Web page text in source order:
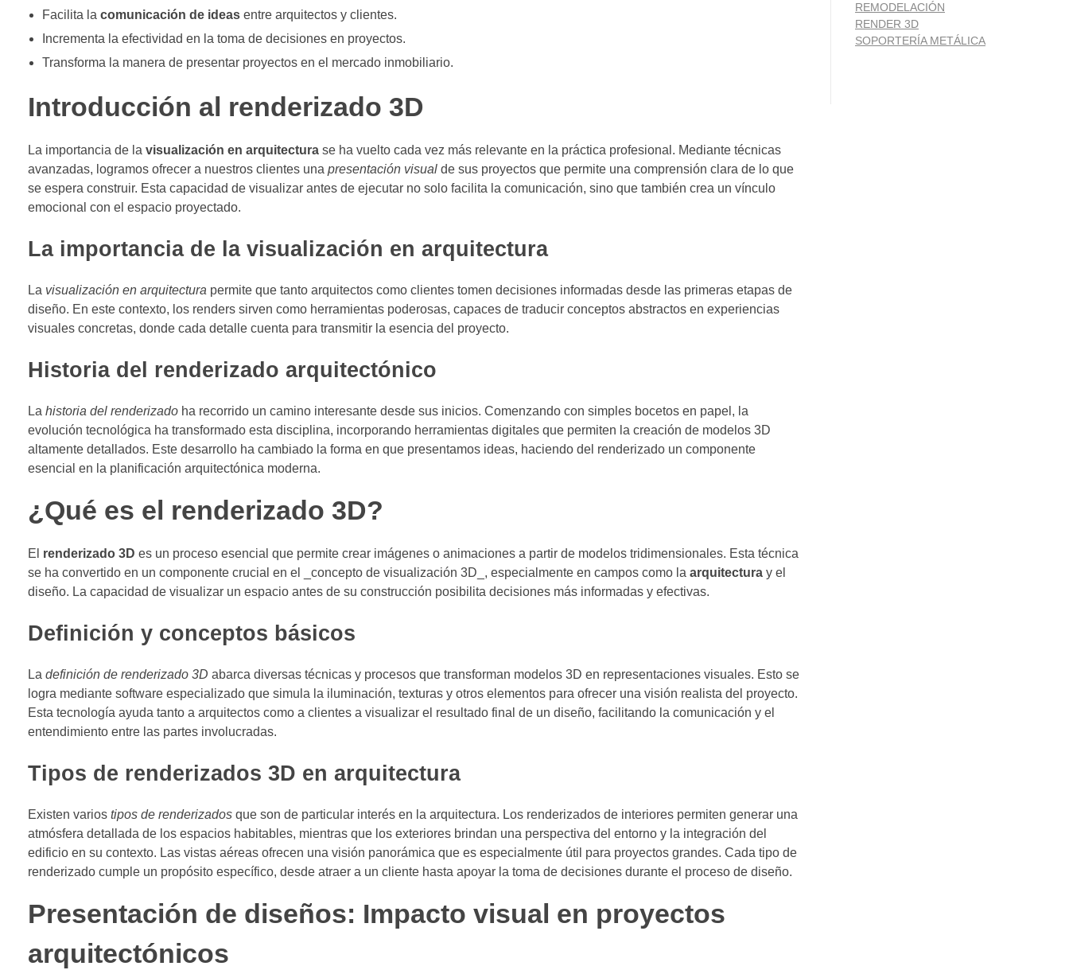
Facilita la comunicación de ideasentre arquitectos y clientes.
Incrementa la efectividad en la toma de decisiones en proyectos.
Transforma la manera de presentar proyectos en el mercado inmobiliario.
Introducción al renderizado 3D
La importancia de la visualización en arquitectura se ha vuelto cada vez más relevante en la práctica profesional. Mediante técnicas
avanzadas, logramos ofrecer a nuestros clientes una presentación visual de sus proyectos que permite una comprensión clara de lo que
se espera construir. Esta capacidad de visualizar antes de ejecutar no solo facilita la comunicación, sino que también crea un vínculo
emocional con el espacio proyectado.
La importancia de la visualización en arquitectura
La visualización en arquitectura permite que tanto arquitectos como clientes tomen decisiones informadas desde las primeras etapas de
diseño. En este contexto, los renders sirven como herramientas poderosas, capaces de traducir conceptos abstractos en experiencias
visuales concretas, donde cada detalle cuenta para transmitir la esencia del proyecto.
Historia del renderizado arquitectónico
La historia del renderizado ha recorrido un camino interesante desde sus inicios. Comenzando con simples bocetos en papel, la
evolución tecnológica ha transformado esta disciplina, incorporando herramientas digitales que permiten la creación de modelos 3D
altamente detallados. Este desarrollo ha cambiado la forma en que presentamos ideas, haciendo del renderizado un componente
esencial en la planificación arquitectónica moderna.
¿Qué es el renderizado 3D?
El renderizado 3D es un proceso esencial que permite crear imágenes o animaciones a partir de modelos tridimensionales. Esta técnica
se ha convertido en un componente crucial en el _concepto de visualización 3D_, especialmente en campos como la arquitectura y el
diseño. La capacidad de visualizar un espacio antes de su construcción posibilita decisiones más informadas y efectivas.
Definición y conceptos básicos
La definición de renderizado 3D abarca diversas técnicas y procesos que transforman modelos 3D en representaciones visuales. Esto se
logra mediante software especializado que simula la iluminación, texturas y otros elementos para ofrecer una visión realista del proyecto.
Esta tecnología ayuda tanto a arquitectos como a clientes a visualizar el resultado final de un diseño, facilitando la comunicación y el
entendimiento entre las partes involucradas.
Tipos de renderizados 3D en arquitectura
Existen varios tipos de renderizados que son de particular interés en la arquitectura. Los renderizados de interiores permiten generar una
atmósfera detallada de los espacios habitables, mientras que los exteriores brindan una perspectiva del entorno y la integración del
edificio en su contexto. Las vistas aéreas ofrecen una visión panorámica que es especialmente útil para proyectos grandes. Cada tipo de
renderizado cumple un propósito específico, desde atraer a un cliente hasta apoyar la toma de decisiones durante el proceso de diseño.
Presentación de diseños: Impacto visual en proyectos
arquitectónicos
REMODELACIÓN
RENDER 3D
SOPORTERÍA METÁLICA